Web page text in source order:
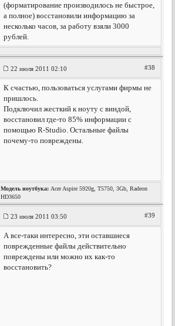
(форматирование производилось не быстрое,
а полное) восстановили информацию за
несколько часов, за работу взяли 3000
рублей.
22 июля 2011 02:10 #38
К счастью, пользоваться услугами фирмы не
пришлось.
Подключил жесткий к ноуту с виндой,
восстановил где-то 85% информации с
помощью R-Studio. Остальные файлы
почему-то повреждены.
Модель ноутбука: Acer Aspire 5920g, T5750, 3Gb, Radeon
HD3650
23 июля 2011 03:50 #39
А все-таки интересно, эти оставшиеся
поврежденные файлы действительно
повреждены или можно их как-то
восстановить?